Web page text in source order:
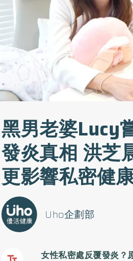
黑男老婆Lucy
發炎真相 洪芝
更影響私密健
Uho企劃部
女性私密處反覆發炎？